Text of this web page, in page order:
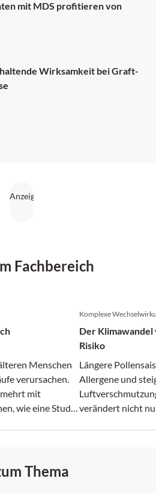
mit MDS profitieren von
Wirksamkeit bei Graft-
Fachbereich
Menschen
verursachen.
mit
wie eine Studie
Komplexe
Der
Risiko
Längere
Allergene und
verändert nicht
Thema